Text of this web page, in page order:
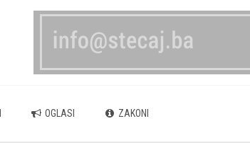
OGLASI ZAKONI